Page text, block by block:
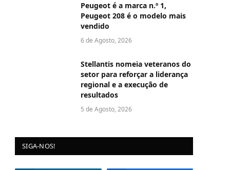
Peugeot é a marca n.º 1,
Peugeot 208 é o modelo mais
vendido
6 de Agosto, 2026
Stellantis nomeia veteranos do
setor para reforçar a liderança
regional e a execução de
resultados
5 de Agosto, 2026
SIGA-NOS!